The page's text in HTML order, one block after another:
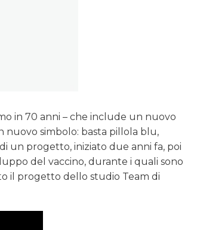
in 70 anni – che include un nuovo
nuovo simbolo: basta pillola blu,
un progetto, iniziato due anni fa, poi
del vaccino, durante i quali sono
il progetto dello studio Team di